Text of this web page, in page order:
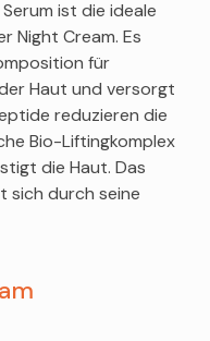
ist die ideale
Night Cream. Es
für
Haut und versorgt
reduzieren die
Bio-Liftingkomplex
die Haut. Das
sich durch seine